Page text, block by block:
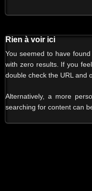
Rien à voir ici
You seemed to have
with zero results. If you
double check the URL and
Alternatively, a more
searching for content can